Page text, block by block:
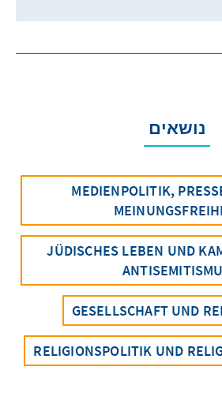
נושאים
MEDIENPOLITIK,
JÜDISCHES LEBEN UND
GESELLSCHAFT UND
RELIGIONSPOLITIK UND